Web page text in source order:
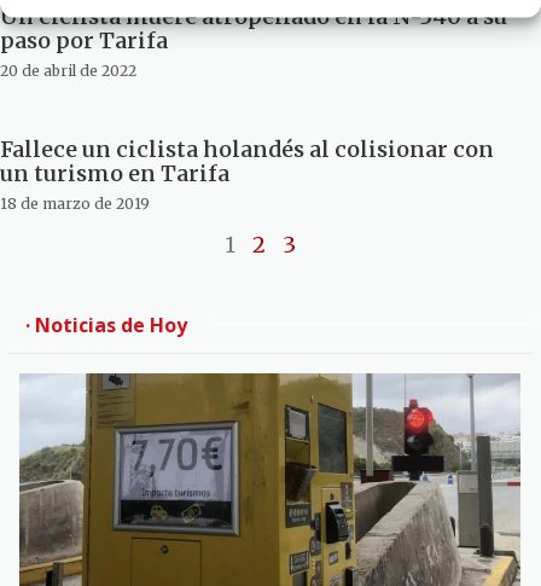
Un ciclista muere atropellado en la N-340 a su
paso por Tarifa
20 de abril de 2022
Fallece un ciclista holandés al colisionar con
un turismo en Tarifa
18 de marzo de 2019
1 2 3
· Noticias de Hoy